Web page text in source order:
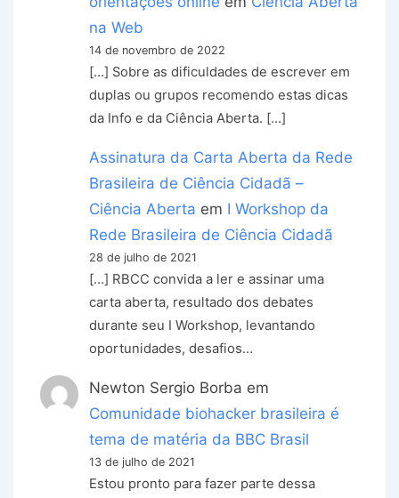
na Web
14 de novembro de 2022
[…] Sobre as dificuldades de escrever em
duplas ou grupos recomendo estas dicas
da Info e da Ciência Aberta. […]
Assinatura da Carta Aberta da Rede
Brasileira de Ciência Cidadã –
Ciência Aberta em I Workshop da
Rede Brasileira de Ciência Cidadã
28 de julho de 2021
[…] RBCC convida a ler e assinar uma
carta aberta, resultado dos debates
durante seu I Workshop, levantando
oportunidades, desafios…
Newton Sergio Borba em
Comunidade biohacker brasileira é
tema de matéria da BBC Brasil
13 de julho de 2021
Estou pronto para fazer parte dessa